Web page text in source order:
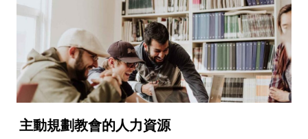
主動規劃教會的人力資源